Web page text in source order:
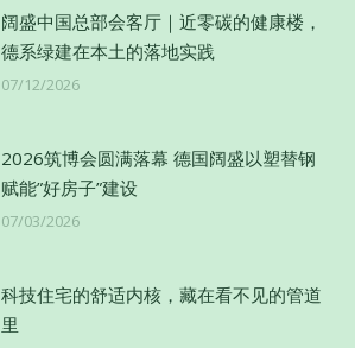
阔盛中国总部会客厅｜近零碳的健康楼，
德系绿建在本土的落地实践
07/12/2026
2026筑博会圆满落幕 德国阔盛以塑替钢
赋能”好房子”建设
07/03/2026
科技住宅的舒适内核，藏在看不见的管道
里